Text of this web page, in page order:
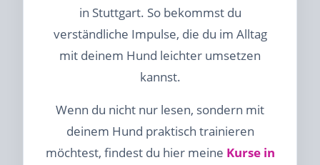
in Stuttgart. So bekommst du
verständliche Impulse, die du im Alltag
mit deinem Hund leichter umsetzen
kannst.
Wenn du nicht nur lesen, sondern mit
deinem Hund praktisch trainieren
möchtest, findest du hier meine Kurse in